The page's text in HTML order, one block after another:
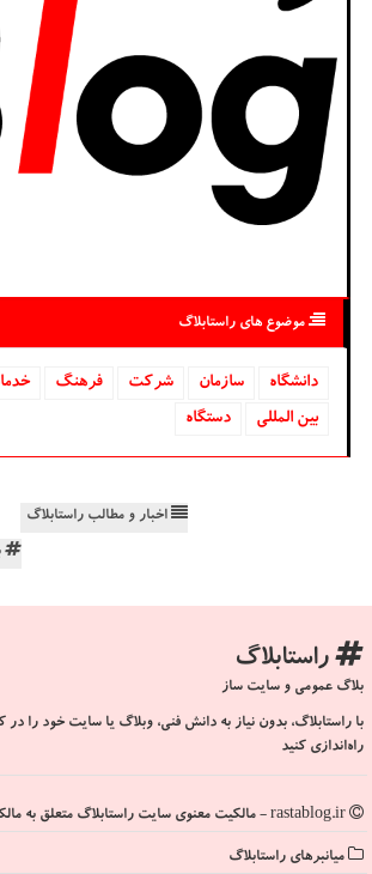
موضوع های راستابلاگ
دانشگاه‌ سازمان شركت فرهنگ
بین المللی
دستگاه
اخبار و مطالب راستابلاگ
راستابلاگ
بلاگ عمومی و سایت ساز
با راستابلاگ، بدون نیاز به دانش فنی، وبلاگ یا سایت خود را
راه‌اندازی کنید
میانبرهای راستابلاگ